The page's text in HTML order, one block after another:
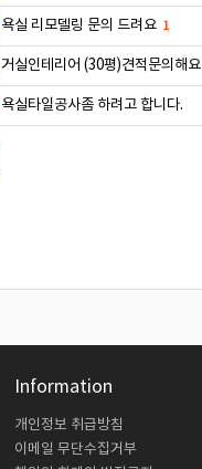
욕실 리모델링 문의 드려요 1
거실인테리어 (30평)견적문의해요
욕실타일공사좀 하려고 합니다.
Information
개인정보 취급방침
이메일 무단수집거부